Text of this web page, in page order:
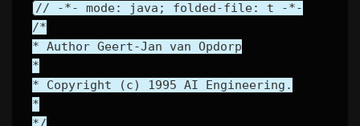
// -*- mode: java; folded-file: t -*-
/*
* Author Geert-Jan van Opdorp
*
* Copyright (c) 1995 AI Engineering.
*